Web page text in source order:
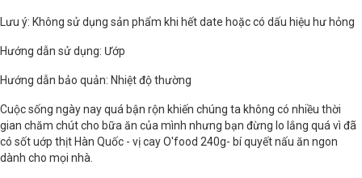
Lưu ý: Không sử dụng sản phẩm khi hết date hoặc có dấu hiệu hư hỏng
Hướng dẫn sử dụng: Ướp
Hướng dẫn bảo quản: Nhiệt độ thường
Cuộc sống ngày nay quá bận rộn khiến chúng ta không có nhiều thời
gian chăm chút cho bữa ăn của mình nhưng bạn đừng lo lắng quá vì đã
có sốt uớp thịt Hàn Quốc - vị cay O'food 240g- bí quyết nấu ăn ngon
dành cho mọi nhà.